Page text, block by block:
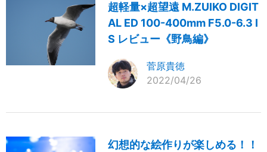
超軽量×超望遠 M.ZUIKO DIGIT
AL ED 100-400mm F5.0-6.3 I
S レビュー《野鳥編》
菅原貴徳
2022/04/26
幻想的な絵作りが楽しめる！！